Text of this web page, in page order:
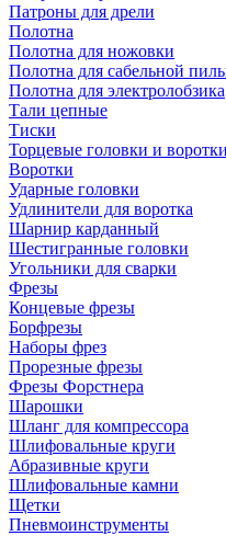
Патроны для дрели
Полотна
Полотна для ножовки
Полотна для сабельной
Полотна для электролобзика
Тали цепные
Тиски
Торцевые головки и воротки
Воротки
Ударные головки
Удлинители для воротка
Шарнир карданный
Шестигранные головки
Угольники для сварки
Фрезы
Концевые фрезы
Борфрезы
Наборы фрез
Прорезные фрезы
Фрезы Форстнера
Шарошки
Шланг для компрессора
Шлифовальные круги
Абразивные круги
Шлифовальные камни
Щетки
Пневмоинструменты